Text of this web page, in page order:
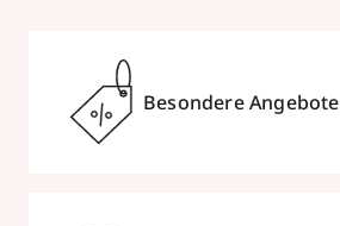
Besondere Angebote